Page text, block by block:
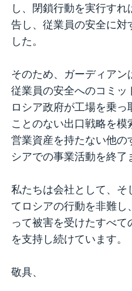
し、閉鎖行動を実行す
告し、従業員の安全に対
した。
そのため、ガーディアン
従業員の安全へのコミッ
ロシア政府が工場を乗
ことのない出口戦略を
営業資産を持たない他の
シアでの事業活動を終了
私たちは会社として、そ
てロシアの行動を非難し
って被害を受けたすべて
を支持し続けています。
敬具、